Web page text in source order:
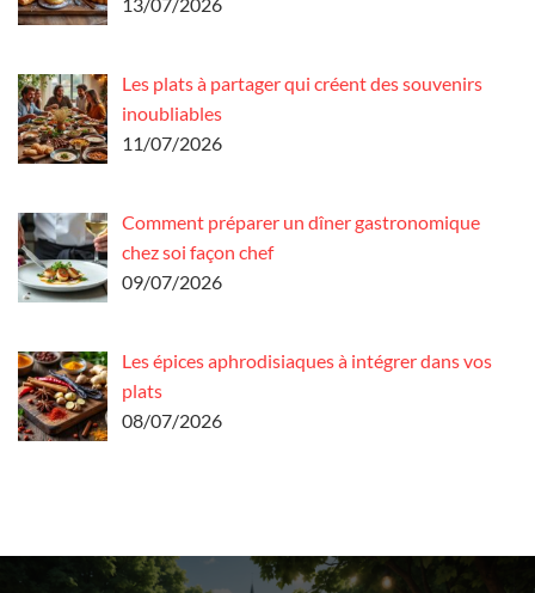
13/07/2026
Les plats à partager qui créent des souvenirs
inoubliables
11/07/2026
Comment préparer un dîner gastronomique
chez soi façon chef
09/07/2026
Les épices aphrodisiaques à intégrer dans vos
plats
08/07/2026